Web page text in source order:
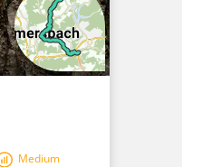
Medium